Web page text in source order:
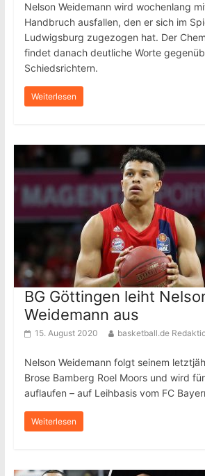
Nelson Weidemann wird wochenlang
Handbruch ausfallen, den er sich im
Ludwigsburg zugezogen hat. Der
findet danach deutliche Worte
Schiedsrichtern.
Weiterlesen
BG Göttingen leiht
Weidemann aus
15. August 2020 basketball.de
Nelson Weidemann folgt seinem
Brose Bamberg Roel Moors und wird
auflaufen – auf Leihbasis vom FC
Weiterlesen